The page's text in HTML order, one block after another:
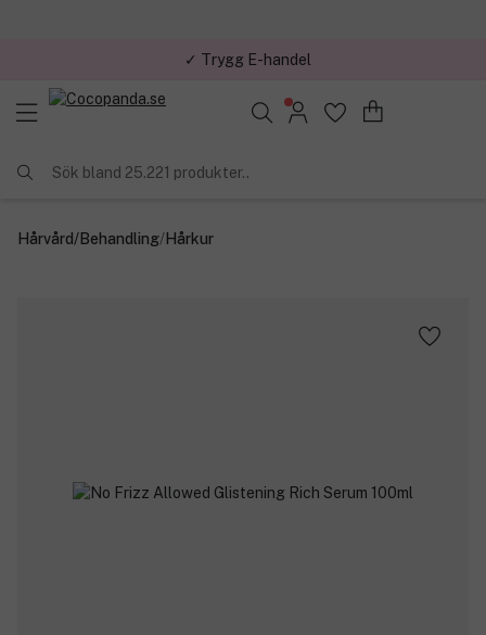
✓ Trygg E-handel
Sök bland 25.221 produkter..
Hårvård/Behandling/Hårkur